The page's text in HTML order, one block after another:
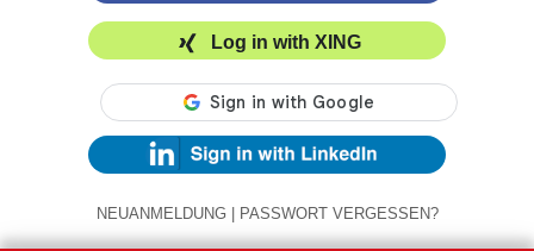
Log in with XING
NEUANMELDUNG | PASSWORT VERGESSEN?